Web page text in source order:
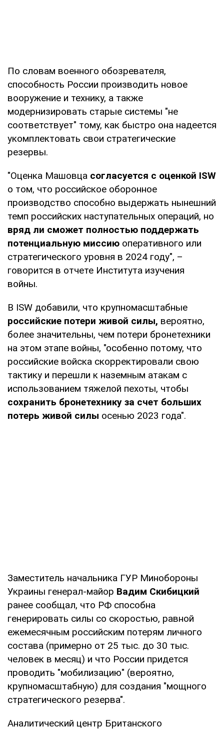
По словам военного обозревателя,
способность России производить новое
вооружение и технику, а также
модернизировать старые системы "не
соответствует" тому, как быстро она надеется
укомплектовать свои стратегические
резервы.
"Оценка Машовца согласуется с оценкой ISW
о том, что российское оборонное
производство способно выдержать нынешний
темп российских наступательных операций, но
вряд ли сможет полностью поддержать
потенциальную миссию оперативного или
стратегического уровня в 2024 году", –
говорится в отчете Института изучения
войны.
В ISW добавили, что крупномасштабные
российские потери живой силы, вероятно,
более значительны, чем потери бронетехники
на этом этапе войны, "особенно потому, что
российские войска скорректировали свою
тактику и перешли к наземным атакам с
использованием тяжелой пехоты, чтобы
сохранить бронетехнику за счет больших
потерь живой силы осенью 2023 года".
Заместитель начальника ГУР Минобороны
Украины генерал-майор Вадим Скибицкий
ранее сообщал, что РФ способна
генерировать силы со скоростью, равной
ежемесячным российским потерям личного
состава (примерно от 25 тыс. до 30 тыс.
человек в месяц) и что России придется
проводить "мобилизацию" (вероятно,
крупномасштабную) для создания "мощного
стратегического резерва".
Аналитический центр Британского